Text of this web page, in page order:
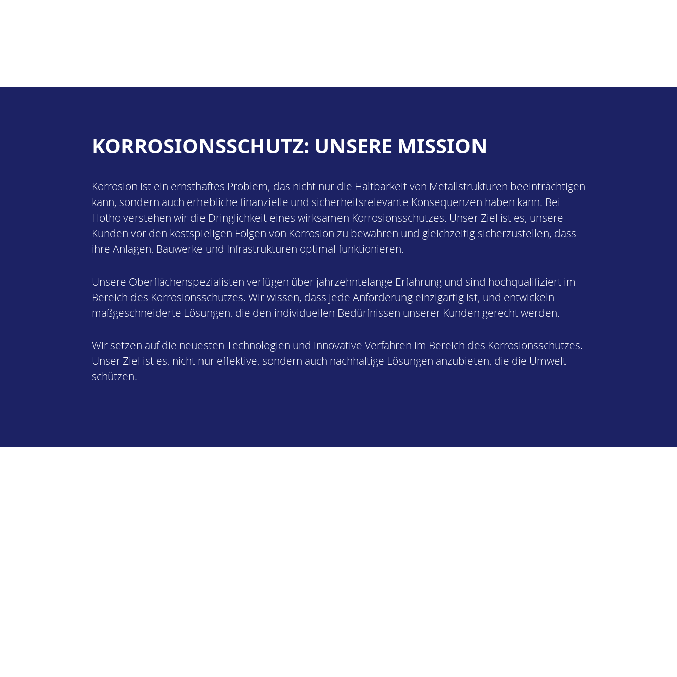
KORROSIONSSCHUTZ: UNSERE MISSION
Korrosion ist ein ernsthaftes Problem, das nicht nur die Haltbarkeit von Metallstrukturen beeinträchtigen
kann, sondern auch erhebliche finanzielle und sicherheitsrelevante Konsequenzen haben kann. Bei
Hotho verstehen wir die Dringlichkeit eines wirksamen Korrosionsschutzes. Unser Ziel ist es, unsere
Kunden vor den kostspieligen Folgen von Korrosion zu bewahren und gleichzeitig sicherzustellen, dass
ihre Anlagen, Bauwerke und Infrastrukturen optimal funktionieren.
Unsere Oberflächenspezialisten verfügen über jahrzehntelange Erfahrung und sind hochqualifiziert im
Bereich des Korrosionsschutzes. Wir wissen, dass jede Anforderung einzigartig ist, und entwickeln
maßgeschneiderte Lösungen, die den individuellen Bedürfnissen unserer Kunden gerecht werden.
Wir setzen auf die neuesten Technologien und innovative Verfahren im Bereich des Korrosionsschutzes.
Unser Ziel ist es, nicht nur effektive, sondern auch nachhaltige Lösungen anzubieten, die die Umwelt
schützen.